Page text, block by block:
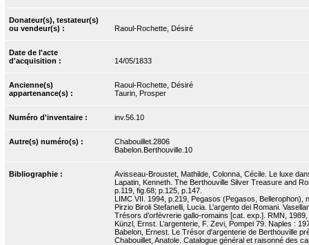
Donateur(s), testateur(s)
ou vendeur(s) :
Raoul-Rochette, Désiré
Date de l'acte
d'acquisition :
14/05/1833
Ancienne(s)
appartenance(s) :
Raoul-Rochette, Désiré
Taurin, Prosper
Numéro d'inventaire : inv.56.10
Autre(s) numéro(s) :
Chabouillet.2806
Babelon.Berthouville.10
Bibliographie :
Avisseau-Broustet, Mathilde, Colonna, Cécile. Le luxe
Lapatin, Kenneth. The Berthouville Silver Treasure and
p.119, fig.68; p.125, p.147.
LIMC VII. 1994, p.219, Pegasos (Pegasos, Bellerophon),
Pirzio Biroli Stefanelli, Lucia. L’argento dei Romani.
Trésors d’orfèvrerie gallo-romains [cat. exp.]. RMN, 1989,
Künzl, Ernst. L’argenterie, F. Zevi, Pompei 79. Naples :
Babelon, Ernest. Le Trésor d'argenterie de Berthouville
Chabouillet, Anatole. Catalogue général et raisonné des